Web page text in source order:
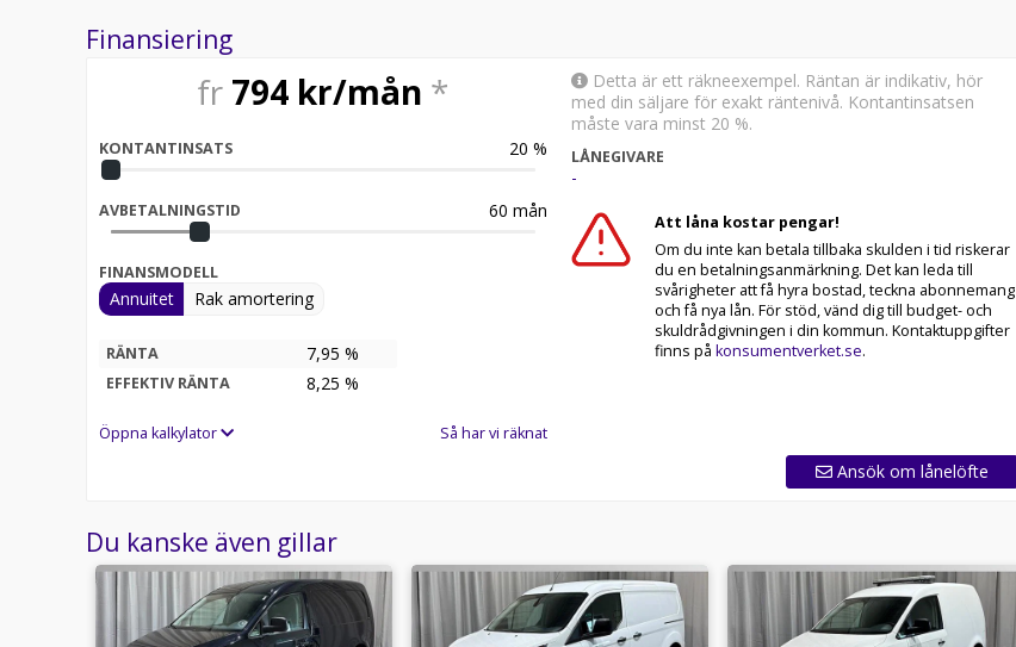
Finansiering
fr 794 kr/mån *
KONTANTINSATS 20 %
AVBETALNINGSTID 60 mån
FINANSMODELL
Annuitet Rak amortering
RÄNTA 7,95 %
EFFEKTIV RÄNTA 8,25 %
Öppna kalkylator Så har vi räknat
Detta är ett räkneexempel. Räntan är indikativ, hör
med din säljare för exakt räntenivå. Kontantinsatsen
måste vara minst 20 %.
LÅNEGIVARE
-
Att låna kostar pengar!
Om du inte kan betala tillbaka skulden i tid riskerar
du en betalningsanmärkning. Det kan leda till
svårigheter att få hyra bostad, teckna abonnemang
och få nya lån. För stöd, vänd dig till budget- och
skuldrådgivningen i din kommun. Kontaktuppgifter
finns på konsumentverket.se.
Ansök om lånelöfte
Du kanske även gillar